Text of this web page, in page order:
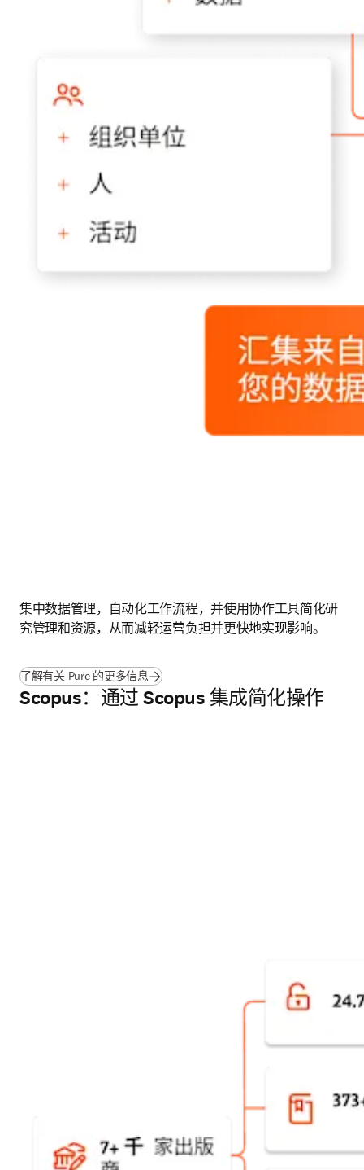
集中数据管理，自动化工作流程，并使用协作工具简化研
究管理和资源，从而减轻运营负担并更快地实现影响。
了解有关 Pure 的更多信息
Scopus：通过 Scopus 集成简化操作